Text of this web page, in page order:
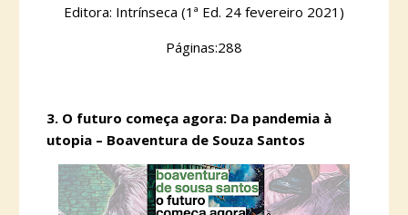
Editora: Intrínseca (1ª Ed. 24 fevereiro 2021)
Páginas:288
3. O futuro começa agora: Da pandemia à
utopia – Boaventura de Souza Santos